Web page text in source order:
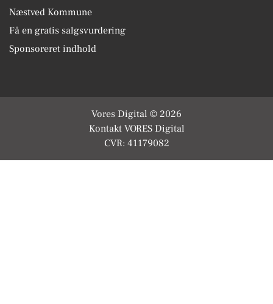
Næstved Kommune
Få en gratis salgsvurdering
Sponsoreret indhold
Vores Digital © 2026
Kontakt VORES Digital
CVR: 41179082